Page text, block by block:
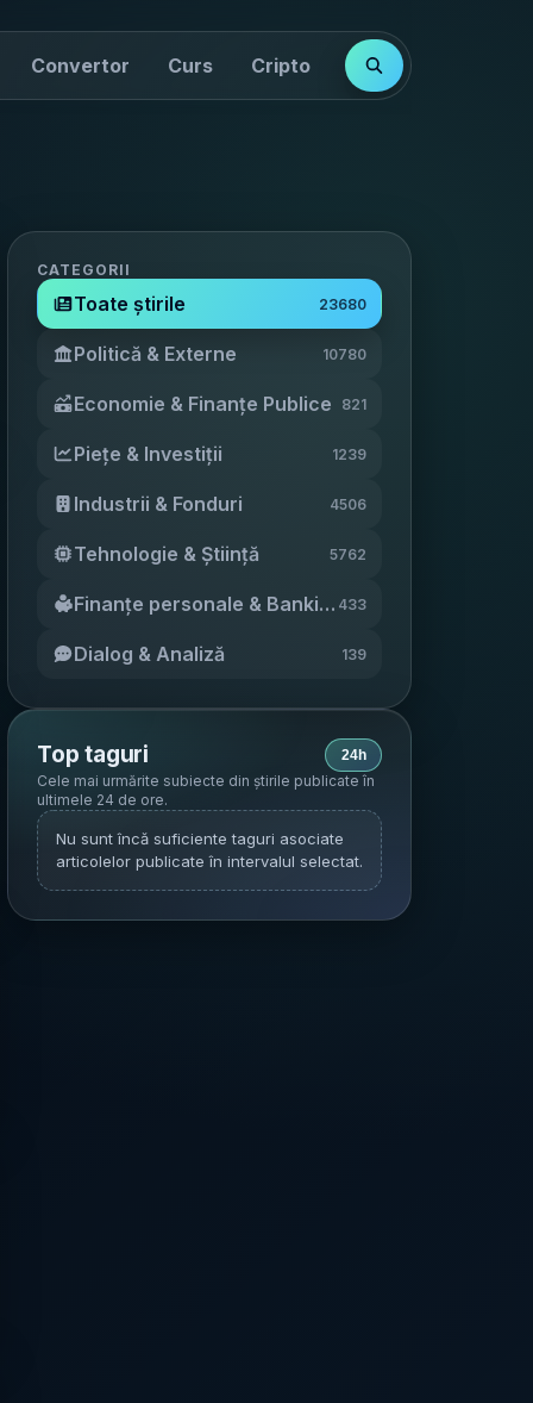
Convertor Curs Cripto Cotații
CATEGORII
Toate știrile 23680
Politică & Externe 10780
Economie & Finanțe Publice 821
Piețe & Investiții 1239
Industrii & Fonduri 4506
Tehnologie & Știință 5762
Finanțe personale & Banking 433
Dialog & Analiză 139
Top taguri 24h
Cele mai urmărite subiecte din știrile publicate în
ultimele 24 de ore.
Nu sunt încă suficiente taguri asociate
articolelor publicate în intervalul selectat.